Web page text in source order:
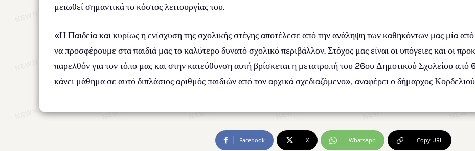
μειωθεί σημαντικά το κόστος λειτουργίας του.
«Η Παιδεία και κυρίως η ενίσχυση της σχολικής στέγης αποτέλεσε από την ανάληψη των καθηκόντων μας μία από
να προσφέρουμε στα παιδιά μας το καλύτερο δυνατό σχολικό περιβάλλον. Στόχος μας είναι οι υπόγειες και οι
παρελθόν για τον τόπο μας και στην κατεύθυνση αυτή βρίσκεται η μετατροπή του 26ου Δημοτικού Σχολείου από
κάνει μάθημα σε αυτό διπλάσιος αριθμός παιδιών από τον αρχικά σχεδιαζόμενο», αναφέρει ο δήμαρχος
Facebook X WhatsApp Copy URL